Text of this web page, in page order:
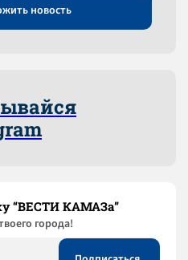
новость
“ВЕСТИ КАМАЗа”
города!